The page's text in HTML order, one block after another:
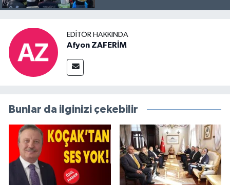
EDITÖR HAKKINDA
Afyon ZAFERİM
Bunlar da ilginizi çekebilir